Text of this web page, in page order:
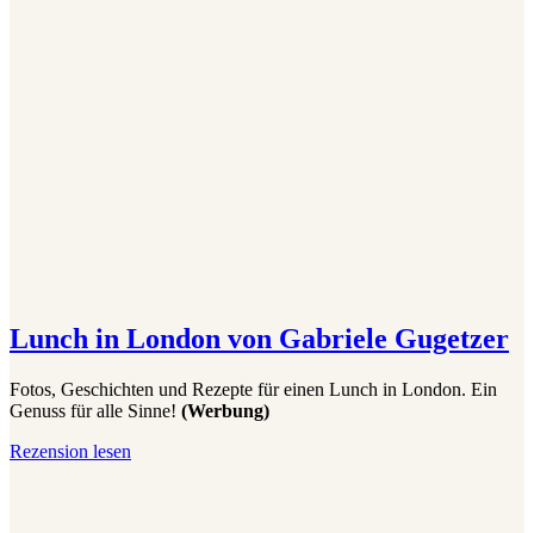
Lunch in London von Gabriele Gugetzer
Fotos, Geschichten und Rezepte für einen Lunch in London. Ein
Genuss für alle Sinne! (Werbung)
Rezension lesen